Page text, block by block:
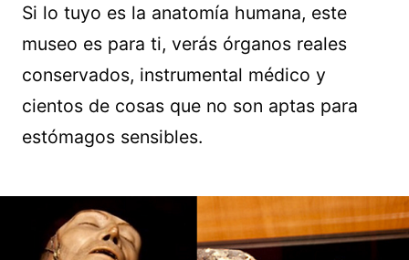
Si lo tuyo es la anatomía humana, este
museo es para ti, verás órganos reales
conservados, instrumental médico y
cientos de cosas que no son aptas para
estómagos sensibles.